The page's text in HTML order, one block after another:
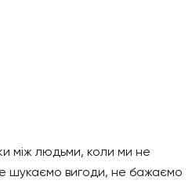
між людьми, коли ми не
шукаємо вигоди, не бажаємо